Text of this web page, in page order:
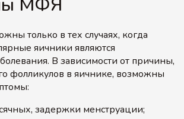
МФЯ
только в тех случаях, когда
яичники являются
В зависимости от причины,
фолликулов в яичнике, возможны
задержки менструации;